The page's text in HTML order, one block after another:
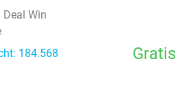
Win
184.568
Gratis